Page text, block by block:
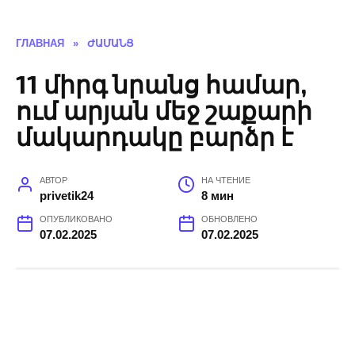
ГЛАВНАЯ » ԺԱՄԱՆՑ
11 միրգ նրանց համար,
ում արյան մեջ շաքարի
մակարդակը բարձր է
АВТОР
privetik24
НА ЧТЕНИЕ
8 мин
ОПУБЛИКОВАНО
07.02.2025
ОБНОВЛЕНО
07.02.2025